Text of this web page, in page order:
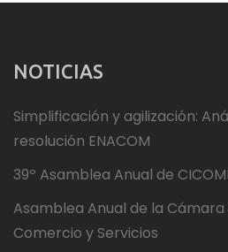
NOTICIAS
Simplificación y agilización:
resolución ENACOM
39º Asamblea Anual de
Asamblea Anual de la
Comercio y Servicios